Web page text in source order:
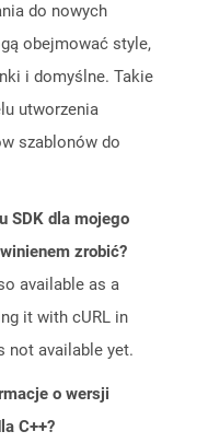
do nowych
obejmować style,
i domyślne. Takie
utworzenia
szablonów do
SDK dla mojego
zrobić?
available as a
it with cURL in
not available yet.
o wersji
C++?